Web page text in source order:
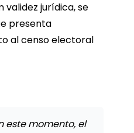
validez jurídica, se
presenta
al censo electoral
este momento, el